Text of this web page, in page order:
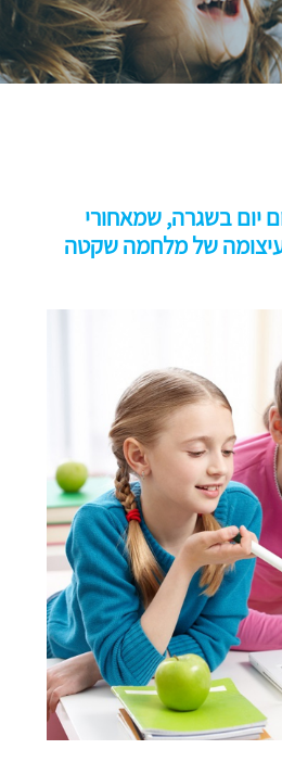
יום בשגרה, שמאחורי
של מלחמה שקטה